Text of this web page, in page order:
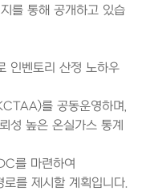
를 통해 공개하고 있습
인벤토리 산정 노하우
를 공동운영하며,
성 높은 온실가스 통계
를 마련하여
를 제시할 계획입니다.